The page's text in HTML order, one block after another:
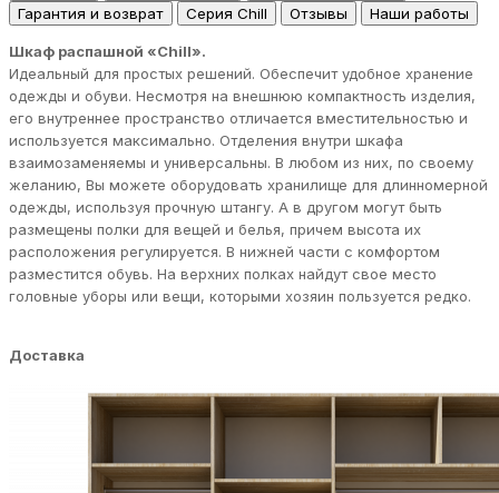
Гарантия и возврат
Серия Chill Отзывы Наши работы
Шкаф распашной «Chill».
Идеальный для простых решений. Обеспечит удобное хранение
одежды и обуви. Несмотря на внешнюю компактность изделия,
его внутреннее пространство отличается вместительностью и
используется максимально. Отделения внутри шкафа
взаимозаменяемы и универсальны. В любом из них, по своему
желанию, Вы можете оборудовать хранилище для длинномерной
одежды, используя прочную штангу. А в другом могут быть
размещены полки для вещей и белья, причем высота их
расположения регулируется. В нижней части с комфортом
разместится обувь. На верхних полках найдут свое место
головные уборы или вещи, которыми хозяин пользуется редко.
Доставка